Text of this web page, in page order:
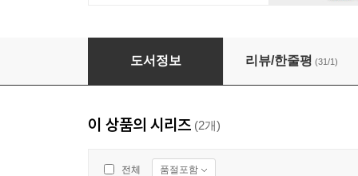
도서정보 리뷰/한줄평 (31/1)
이 상품의 시리즈 (2개)
전체 품절포함